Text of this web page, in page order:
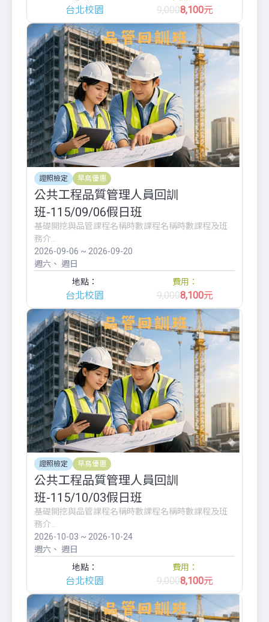
台北校園 9,0008,100元
證照檢定 早鳥優惠
公共工程品質管理人員回訓
班-115/09/06假日班
基礎開挖與品管課程名稱時數課程名稱時數課程及班
務介...
2026-09-06 ~ 2026-09-20
週六
週日
地點：
台北校園
費用：
9,0008,100元
證照檢定 早鳥優惠
公共工程品質管理人員回訓
班-115/10/03假日班
基礎開挖與品管課程名稱時數課程名稱時數課程及班
務介...
2026-10-03 ~ 2026-10-24
週六
週日
地點：
台北校園
費用：
9,0008,100元